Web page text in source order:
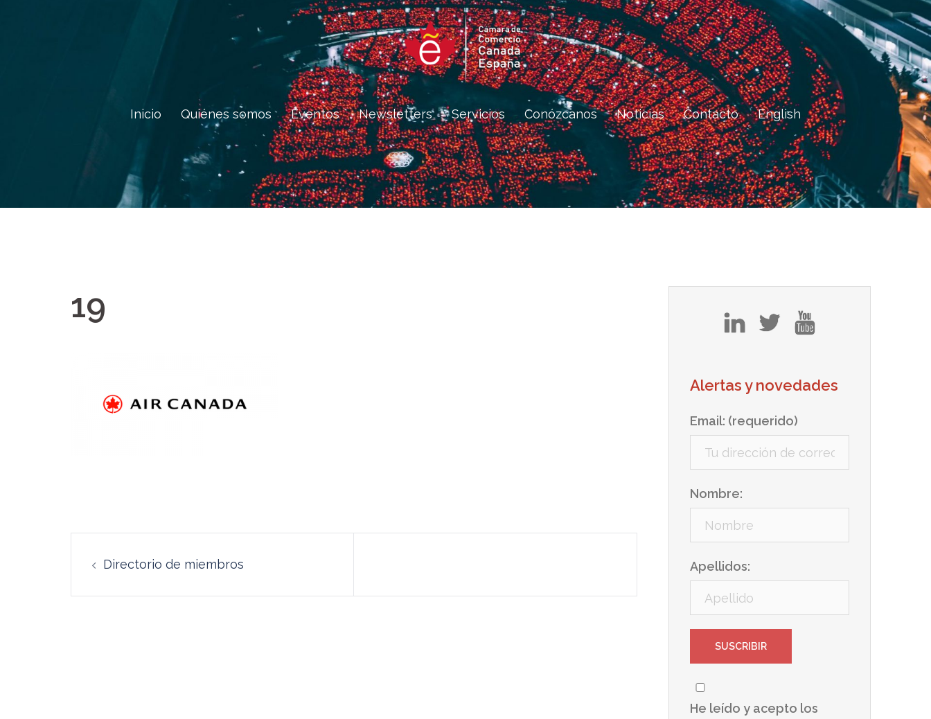
Inicio Quiénes somos Eventos Newsletters Servicios Conózcanos Noticias Contacto English
19
Directorio de miembros
tw
Alertas y novedades
Email: (requerido)
Nombre:
Apellidos:
He leído y acepto los